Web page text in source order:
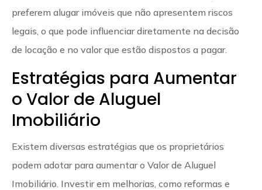
preferem alugar imóveis que não apresentem riscos
legais, o que pode influenciar diretamente na decisão
de locação e no valor que estão dispostos a pagar.
Estratégias para Aumentar
o Valor de Aluguel
Imobiliário
Existem diversas estratégias que os proprietários
podem adotar para aumentar o Valor de Aluguel
Imobiliário. Investir em melhorias, como reformas e